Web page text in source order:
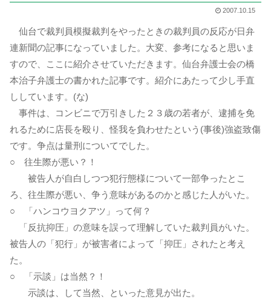
2007.10.15
仙台で裁判員模擬裁判をやったときの裁判員の反応が日弁
連新聞の記事になっていました。大変、参考になると思いま
すので、ここに紹介させていただきます。仙台弁護士会の橋
本治子弁護士の書かれた記事です。紹介にあたって少し手直
ししています。(な)
事件は、コンビニで万引きした２３歳の若者が、逮捕を免
れるために店長を殴り、怪我を負わせたという(事後)強盗致傷
です。争点は量刑についてでした。
○ 往生際が悪い？！
被告人が自白しつつ犯行態様について一部争ったとこ
ろ、往生際が悪い、争う意味があるのかと感じた人がいた。
○ 「ハンコウヨクアツ」って何？
「反抗抑圧」の意味を誤って理解していた裁判員がいた。
被告人の「犯行」が被害者によって「抑圧」されたと考え
た。
○ 「示談」は当然？！
示談は、して当然、といった意見が出た。